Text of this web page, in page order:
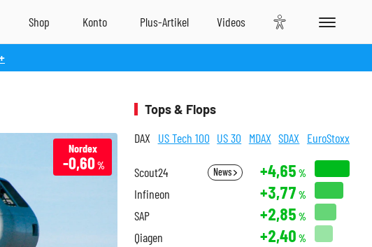
Nordex
-0,60%
Tops & Flops
DAX US Tech 100 US 30 MDAX SDAX EuroStoxx
Scout24 News +4,65 %
Infineon +3,77 %
SAP +2,85 %
Qiagen +2,40 %